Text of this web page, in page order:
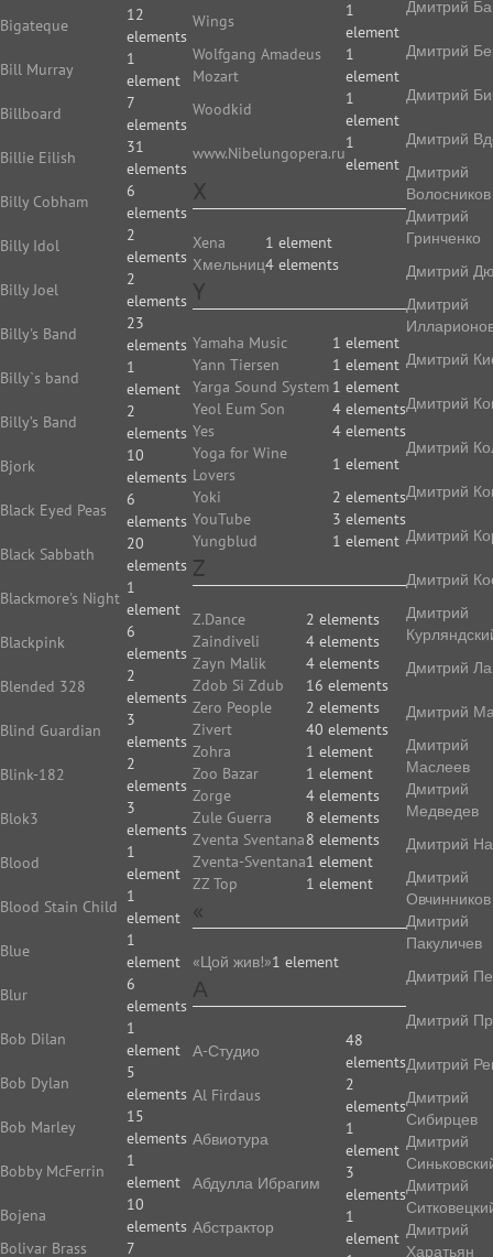
Bigateque
12
elements
Bill Murray
1
element
Billboard
7
elements
Billie Eilish
31
elements
Billy Cobham
6
elements
Billy Idol
2
elements
Billy Joel
2
elements
Billy's Band
23
elements
Billy`s band
1
element
Billy’s Band
2
elements
Bjork
10
elements
Black Eyed Peas
6
elements
Black Sabbath
20
elements
Blackmore's Night
1
element
Blackpink
6
elements
Blended 328
2
elements
Blind Guardian
3
elements
Blink-182
2
elements
Blok3
3
elements
Blood
1
element
Blood Stain Child
1
element
Blue
1
element
Blur
6
elements
Bob Dilan
1
element
Bob Dylan
5
elements
Bob Marley
15
elements
Bobby McFerrin
1
element
Bojena
10
elements
Bolivar Brass
7
Wings
1
element
Wolfgang Amadeus
Mozart
1
element
Woodkid
1
element
www.Nibelungopera.ru
1
element
X
Xena
1 element
Xмельниц4 elements
Y
Yamaha Music
1 element
Yann Tiersen
1 element
Yarga Sound System 1 element
Yeol Eum Son
4 elements
Yes
4 elements
Yoga for Wine
Lovers
1 element
Yoki
2 elements
YouTube
3 elements
Yungblud
1 element
Z
Z.Dance
2 elements
Zaindiveli
4 elements
Zayn Malik
4 elements
Zdob Si Zdub
16 elements
Zero People
2 elements
Zivert
40 elements
Zohra
1 element
Zoo Bazar
1 element
Zorge
4 elements
Zule Guerra
8 elements
Zventa Sventana8 elements
Zventa-Sventana1 element
ZZ Top
1 element
«
«Цой жив!»1 element
А
А-Студио
48
elements
Аl Firdaus
2
elements
Абвиотура
1
element
Абдулла Ибрагим
3
elements
Абстрактор
1
element
Дмитрий
Дмитрий
Дмитрий
Дмитрий
Дмитрий
Волосников
Дмитрий
Гринченко
Дмитрий
Дмитрий
Дмитрий
Дмитрий
Дмитрий
Дмитрий
Дмитрий
Дмитрий
Дмитрий
Дмитрий
Дмитрий
Дмитрий
Маслеев
Дмитрий
Медведев
Дмитрий
Дмитрий
Овчинников
Дмитрий
Пакуличев
Дмитрий
Дмитрий
Дмитрий
Дмитрий
Сибирцев
Дмитрий
Дмитрий
Дмитрий
Харатьян